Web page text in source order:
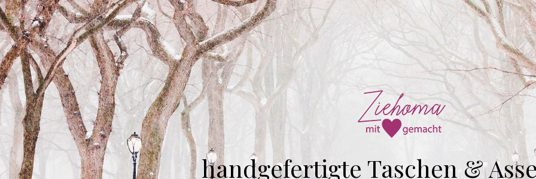
handgefertigte Taschen &